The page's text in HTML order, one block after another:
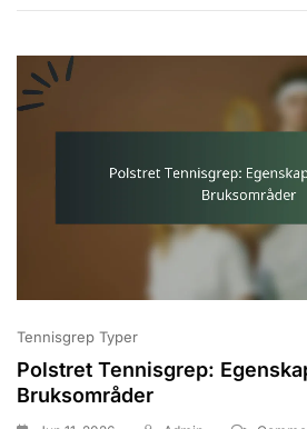
Tennisgrep Typer
Polstret Tennisgrep:
Bruksområder